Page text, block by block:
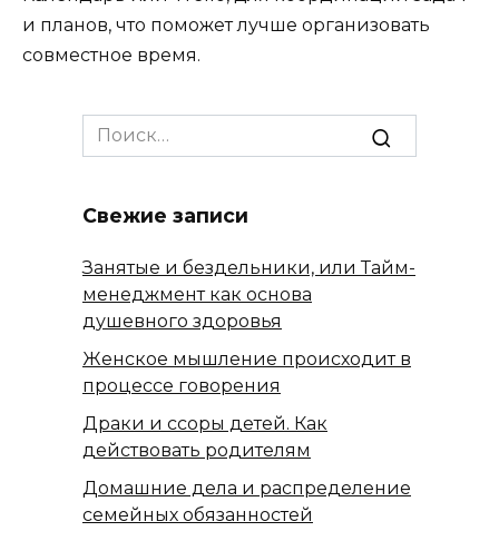
и планов, что поможет лучше организовать
совместное время.
Search
for:
Свежие записи
Занятые и бездельники, или Тайм-
менеджмент как основа
душевного здоровья
Женское мышление происходит в
процессе говорения
Драки и ссоры детей. Как
действовать родителям
Домашние дела и распределение
семейных обязанностей